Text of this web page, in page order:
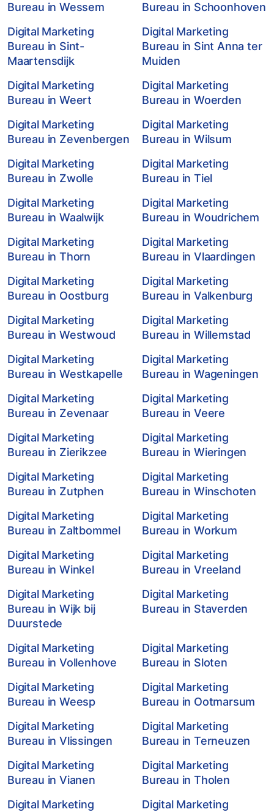
Bureau in Wessem
Bureau in Schoonhoven
Digital Marketing
Bureau in Sint-
Maartensdijk
Digital Marketing
Bureau in Sint Anna ter
Muiden
Digital Marketing
Bureau in Weert
Digital Marketing
Bureau in Woerden
Digital Marketing
Bureau in Zevenbergen
Digital Marketing
Bureau in Wilsum
Digital Marketing
Bureau in Zwolle
Digital Marketing
Bureau in Tiel
Digital Marketing
Bureau in Waalwijk
Digital Marketing
Bureau in Woudrichem
Digital Marketing
Bureau in Thorn
Digital Marketing
Bureau in Vlaardingen
Digital Marketing
Bureau in Oostburg
Digital Marketing
Bureau in Valkenburg
Digital Marketing
Bureau in Westwoud
Digital Marketing
Bureau in Willemstad
Digital Marketing
Bureau in Westkapelle
Digital Marketing
Bureau in Wageningen
Digital Marketing
Bureau in Zevenaar
Digital Marketing
Bureau in Veere
Digital Marketing
Bureau in Zierikzee
Digital Marketing
Bureau in Wieringen
Digital Marketing
Bureau in Zutphen
Digital Marketing
Bureau in Winschoten
Digital Marketing
Bureau in Zaltbommel
Digital Marketing
Bureau in Workum
Digital Marketing
Bureau in Winkel
Digital Marketing
Bureau in Vreeland
Digital Marketing
Bureau in Wijk bij
Duurstede
Digital Marketing
Bureau in Staverden
Digital Marketing
Bureau in Vollenhove
Digital Marketing
Bureau in Sloten
Digital Marketing
Bureau in Weesp
Digital Marketing
Bureau in Ootmarsum
Digital Marketing
Bureau in Vlissingen
Digital Marketing
Bureau in Terneuzen
Digital Marketing
Bureau in Vianen
Digital Marketing
Bureau in Tholen
Digital Marketing
Digital Marketing